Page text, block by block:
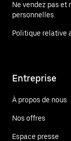
Ne vendez pas
personnelles.
Politique relative
Entreprise
À propos de nous
Nos offres
Espace presse